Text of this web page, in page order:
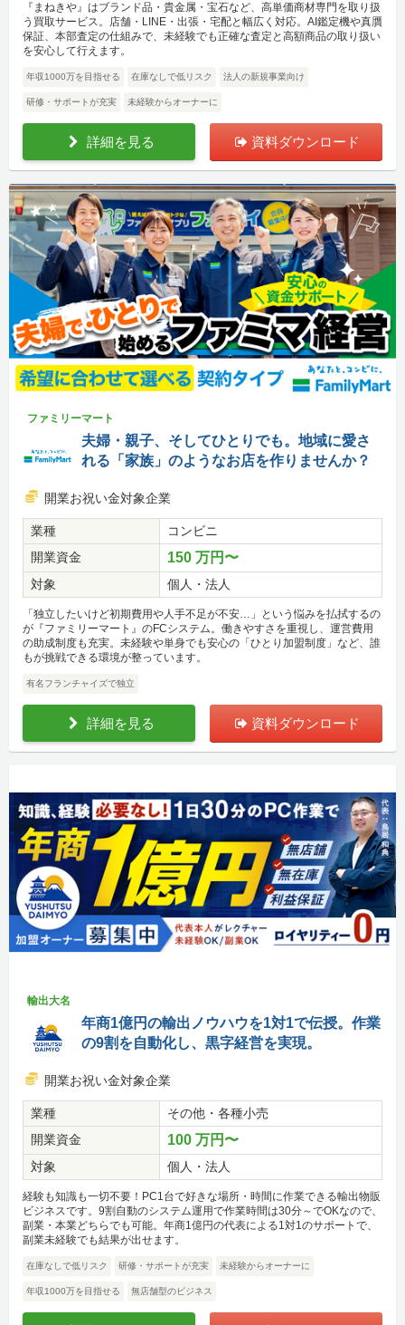
『まねきや』はブランド品・貴金属・宝石など、高単価商材専門を取り扱
う買取サービス。店舗・LINE・出張・宅配と幅広く対応。AI鑑定機や真贋
保証、本部査定の仕組みで、未経験でも正確な査定と高額商品の取り扱い
を安心して行えます。
年収1000万を目指せる 在庫なしで低リスク 法人の新規事業向け
研修・サポートが充実 未経験からオーナーに
詳細を見る 資料ダウンロード
ファミリーマート
夫婦・親子、そしてひとりでも。地域に愛さ
れる「家族」のようなお店を作りませんか？
開業お祝い金対象企業
業種
コンビニ
開業資金
150 万円〜
対象 個人・法人
「独立したいけど初期費用や人手不足が不安…」という悩みを払拭するの
が『ファミリーマート』のFCシステム。働きやすさを重視し、運営費用
の助成制度も充実。未経験や単身でも安心の「ひとり加盟制度」など、誰
もが挑戦できる環境が整っています。
有名フランチャイズで独立
詳細を見る 資料ダウンロード
輸出大名
年商1億円の輸出ノウハウを1対1で伝授。作業
の9割を自動化し、黒字経営を実現。
開業お祝い金対象企業
業種
その他・各種小売
開業資金
100 万円〜
対象 個人・法人
経験も知識も一切不要！PC1台で好きな場所・時間に作業できる輸出物販
ビジネスです。9割自動のシステム運用で作業時間は30分～でOKなので、
副業・本業どちらでも可能。年商1億円の代表による1対1のサポートで、
副業未経験でも結果が出せます。
在庫なしで低リスク 研修・サポートが充実 未経験からオーナーに
年収1000万を目指せる 無店舗型のビジネス